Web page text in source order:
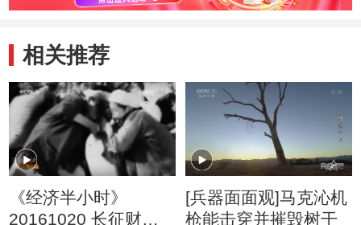
相关推荐
《经济半小时》
20161020 长征财经
[兵器面面观]马克沁机
枪能击穿并摧毁树干